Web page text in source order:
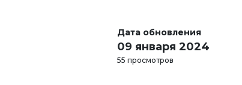
Дата обновления
09 января 2024
55 просмотров